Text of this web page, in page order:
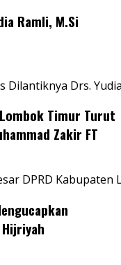
Ramli, M.Si
Dilantiknya Drs.
Timur Turut
Zakir FT
DPRD